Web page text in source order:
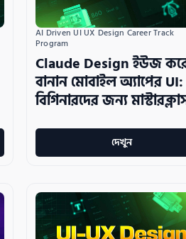
AI Driven UI UX Design Career Track
Program
Claude Design ইউজ
বানান মোবাইল অ্যাপের UI:
বিগিনারদের জন্য
দেখুন